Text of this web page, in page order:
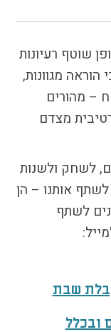
שוטף רעיונות
הוראה מגוונות,
– מהורים
מצדם
לשחק ולשנות
אותנו – הן
לשתף
שבת
ובכלל